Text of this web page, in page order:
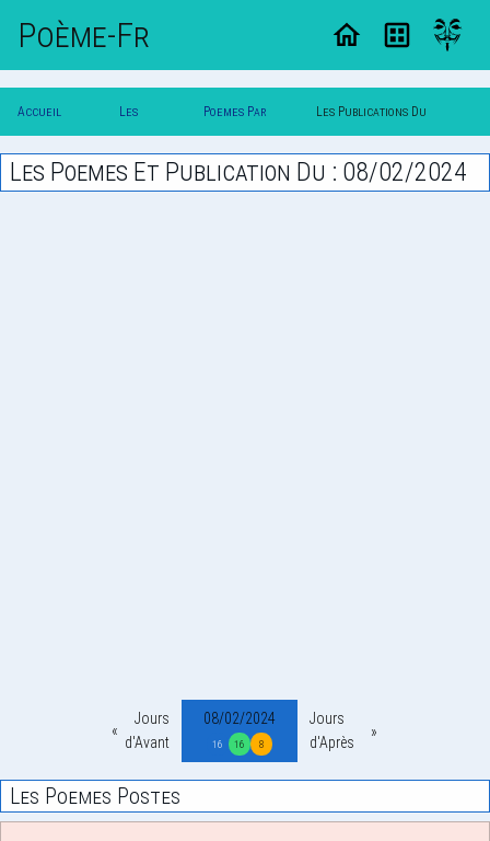
Poème-Fr
Accueil
Poesie
Les
Poesies
Poemes Par Les Publications Du
08/02/2024
Les Poemes Et Publication Du : 08/02/2024
Jours
d'Avant
08/02/2024
16 16 8
Jours
d'Après
Les Poemes Postes